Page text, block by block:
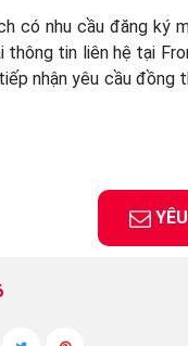
có nhu cầu đăng
thông tin liên hệ tại
nhận yêu cầu